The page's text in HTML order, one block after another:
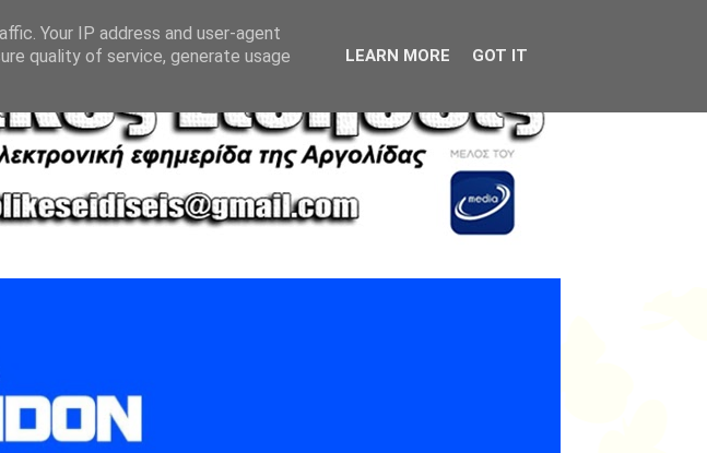
Your IP address and user-agent
quality of service, generate usage
LEARN MORE GOT IT